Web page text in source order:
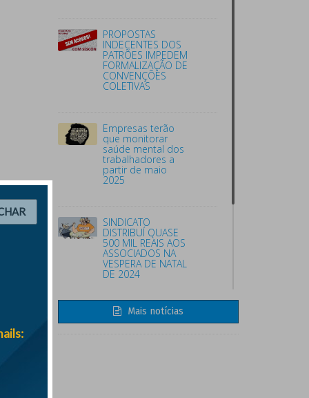
PROPOSTAS
INDECENTES DOS
PATRÕES IMPEDEM
FORMALIZAÇÃO DE
CONVENÇÕES
COLETIVAS
Empresas terão
que monitorar
saúde mental dos
trabalhadores a
partir de maio
2025
SINDICATO
DISTRIBUÍ QUASE
500 MIL REAIS AOS
ASSOCIADOS NA
VESPERA DE NATAL
DE 2024
ATENÇÃO PARA O
INICIO DAS FÉRIAS
Mais notícias